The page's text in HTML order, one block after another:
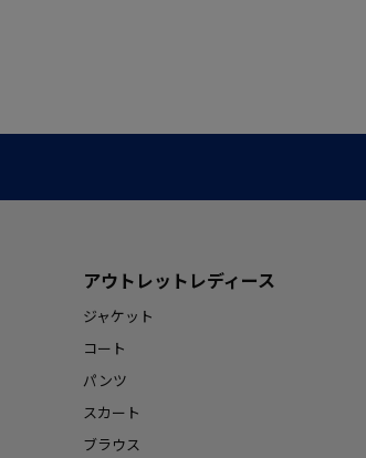
アウトレットレディース
ジャケット
コート
パンツ
スカート
ブラウス